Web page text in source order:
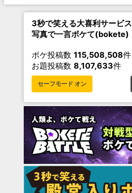
3秒で笑える大喜利サービス
写真で一言ボケて(bokete)
ボケ投稿数 115,508,508件
お題投稿数 8,107,633件
セーフモード オン